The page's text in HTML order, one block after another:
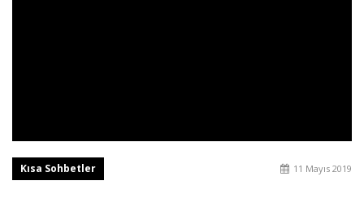
Kısa Sohbetler 11 Mayıs 2019